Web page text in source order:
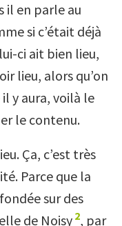
il en parle au
si c’était déjà
ci ait bien lieu,
lieu, alors qu’on
y aura, voilà le
le contenu.
Ça, c’est très
Parce que la
sur des
de Noisy 2, par